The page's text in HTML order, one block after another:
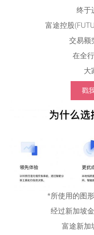
终于
富途控股
交易额
在全
大
戳
*所使用的图
经过新加坡
富途新加